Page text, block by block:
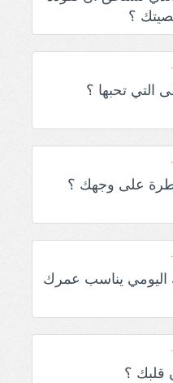
؟
التي تحبها ؟
على وجهك ؟
يناسب عمرك
قلبك ؟